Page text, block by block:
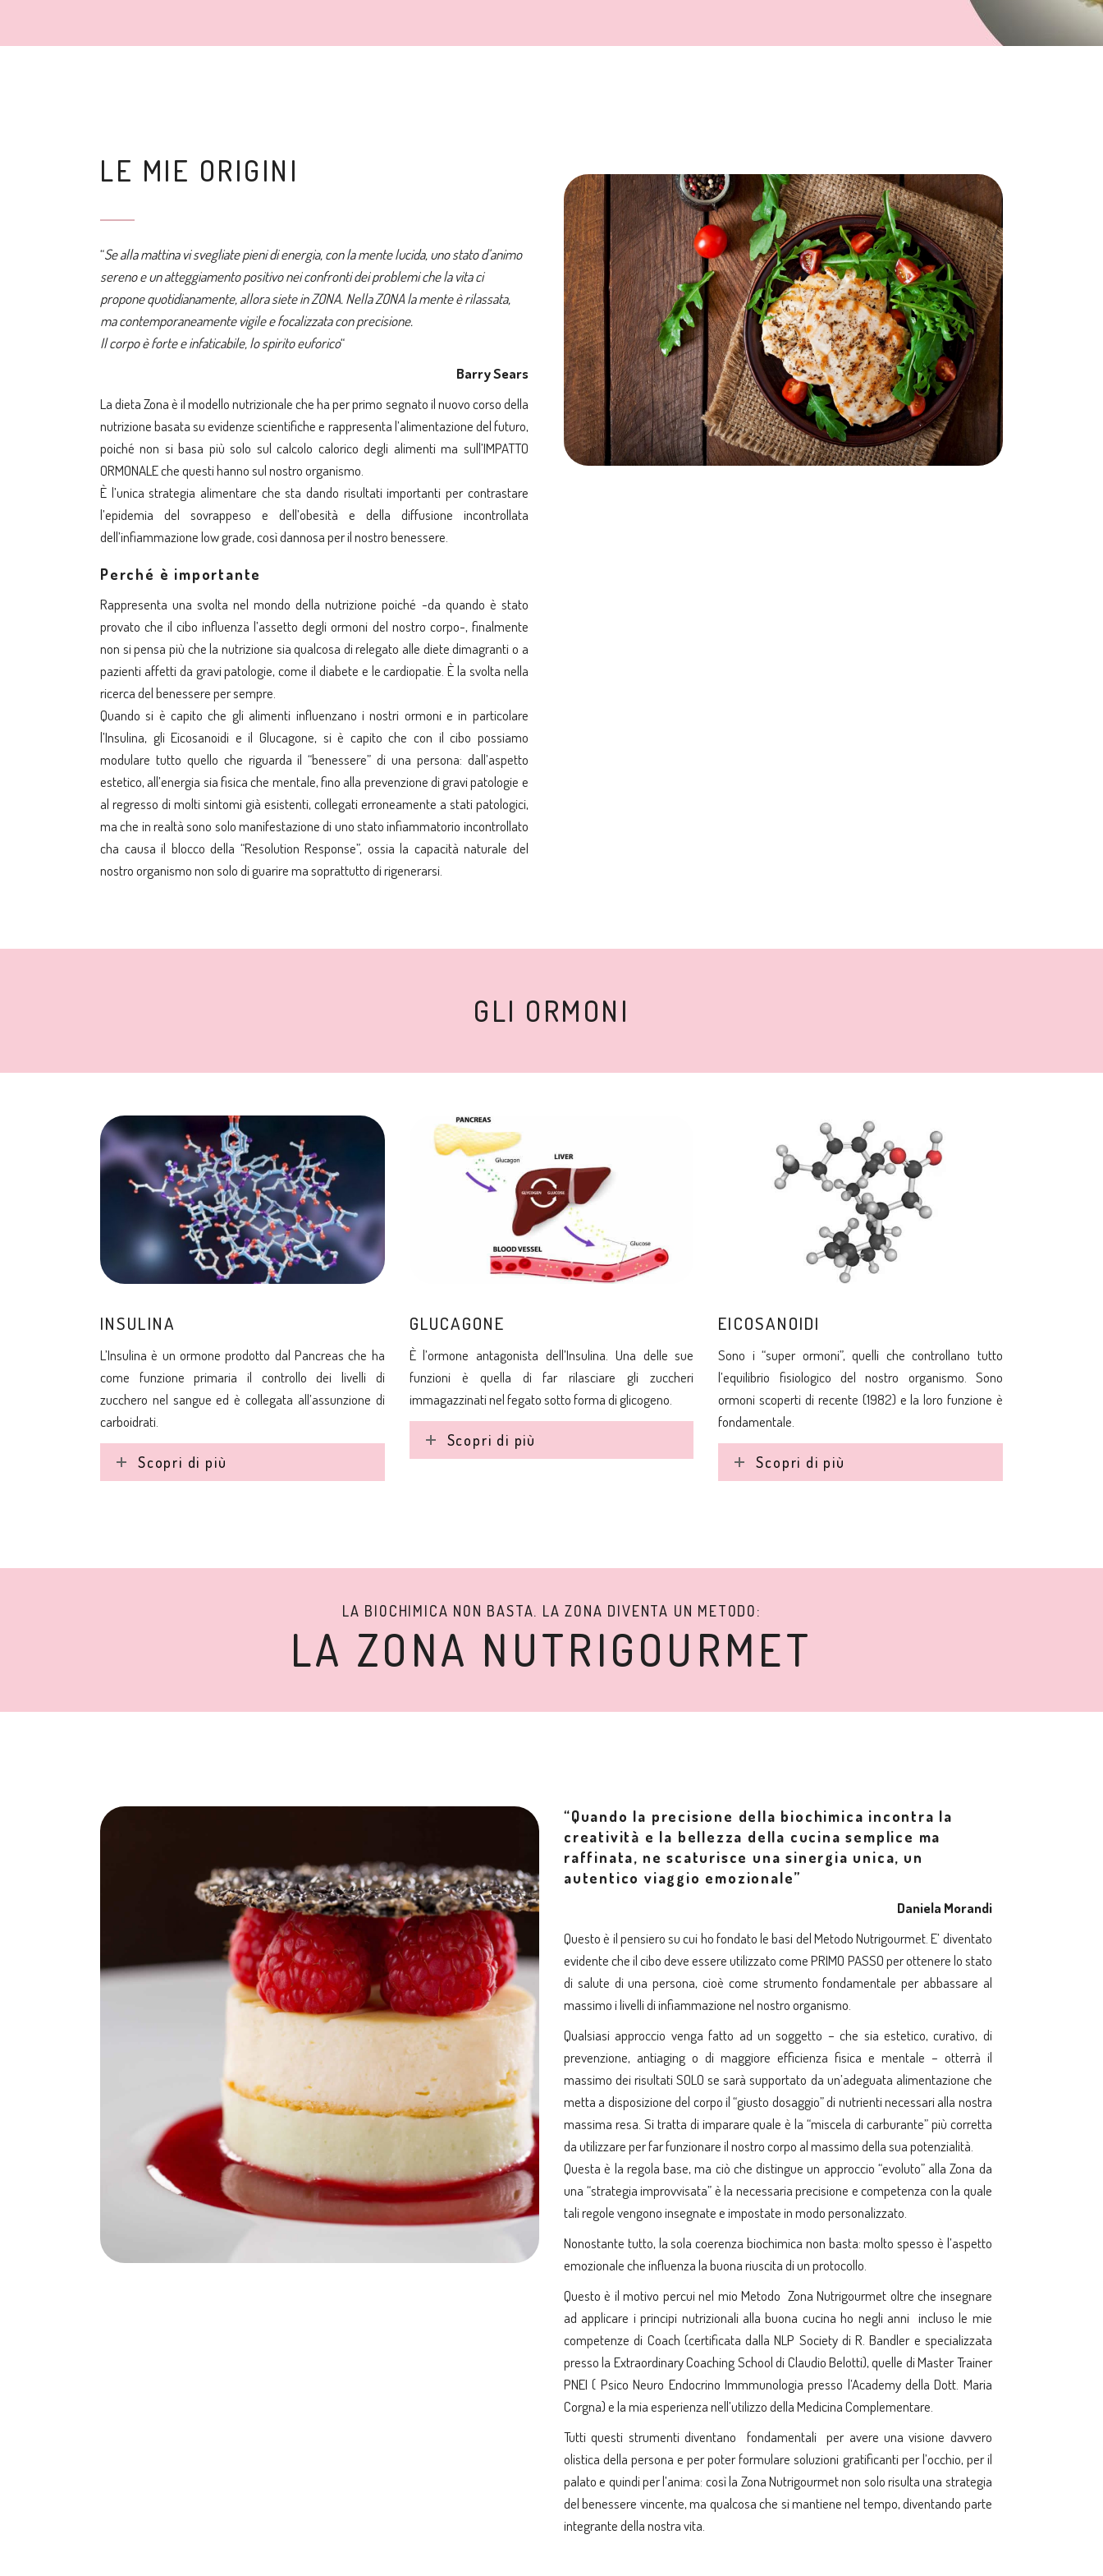
LE MIE ORIGINI
“Se alla mattina vi svegliate pieni di energia, con la mente lucida, uno stato d’animo
sereno e un atteggiamento positivonei confronti dei problemi che la vita ci
propone quotidianamente, allora siete in ZONA. Nella ZONA la mente è rilassata,
ma contemporaneamente vigile e focalizzata con precisione.
Il corpo è forte e infaticabile, lo spirito euforico“
Barry Sears
La dieta Zona è il modello nutrizionale che ha per primo segnato il nuovo corso della
nutrizione basata su evidenze scientifiche e rappresenta l’alimentazione del futuro,
poiché non si basa più solo sul calcolo calorico degli alimenti ma sull’IMPATTO
ORMONALE che questi hanno sul nostro organismo.
È l’unica strategia alimentare che sta dando risultati importanti per contrastare
l’epidemia del sovrappeso e dell’obesità e della diffusione incontrollata
dell’infiammazione low grade, così dannosa per il nostro benessere.
Perché è importante
Rappresenta una svolta nel mondo della nutrizione poiché -da quando è stato
provato che il cibo influenza l’assetto degli ormoni del nostro corpo-, finalmente
non si pensa più che la nutrizione sia qualcosa di relegato alle diete dimagranti o a
pazienti affetti da gravi patologie, come il diabete e le cardiopatie. È la svolta nella
ricerca del benessere per sempre.
Quando si è capito che gli alimenti influenzano i nostri ormoni e in particolare
l’Insulina, gli Eicosanoidi e il Glucagone, si è capito che con il cibo possiamo
modulare tutto quello che riguarda il “benessere” di una persona: dall’aspetto
estetico, all’energia sia fisica che mentale, fino alla prevenzione di gravi patologie e
al regresso di molti sintomi già esistenti, collegati erroneamente a stati patologici,
ma che in realtà sono solo manifestazione di uno stato infiammatorio incontrollato
cha causa il blocco della “Resolution Response”, ossia la capacità naturale del
nostro organismo non solo di guarire ma soprattutto di rigenerarsi.
GLI ORMONI
INSULINA
L’Insulina è un ormone prodotto dal Pancreas che ha
come funzione primaria il controllo dei livelli di
zucchero nel sangue ed è collegata all’assunzione di
carboidrati.
Scopri di più
GLUCAGONE
È l’ormone antagonista dell’Insulina. Una delle sue
funzioni è quella di far rilasciare gli zuccheri
immagazzinati nel fegato sotto forma di glicogeno.
Scopri di più
EICOSANOIDI
Sono i “super ormoni”, quelli che controllano tutto
l’equilibrio fisiologico del nostro organismo. Sono
ormoni scoperti di recente (1982) e la loro funzione è
fondamentale.
Scopri di più
LA BIOCHIMICA NON BASTA. LA ZONA DIVENTA UN METODO:
LA ZONA NUTRIGOURMET
“Quando la precisione della biochimica incontra la
creatività e la bellezza della cucina semplice ma
raffinata, ne scaturisce una sinergia unica, un
autentico viaggio emozionale”
Daniela Morandi
Questo è il pensiero su cui ho fondato le basi del Metodo Nutrigourmet. E’ diventato
evidente che il cibo deve essere utilizzato come PRIMO PASSO per ottenere lo stato
di salute di una persona, cioè come strumento fondamentale per abbassare al
massimo i livelli di infiammazione nel nostro organismo.
Qualsiasi approccio venga fatto ad un soggetto – che sia estetico, curativo, di
prevenzione, antiaging o di maggiore efficienza fisica e mentale – otterrà il
massimo dei risultati SOLO se sarà supportato da un’adeguata alimentazione che
metta a disposizione del corpo il “giusto dosaggio” di nutrienti necessari alla nostra
massima resa. Si tratta di imparare quale è la “miscela di carburante” più corretta
da utilizzare per far funzionare il nostro corpo al massimo della sua potenzialità.
Questa è la regola base, ma ciò che distingue un approccio “evoluto” alla Zona da
una “strategia improvvisata” è la necessaria precisione e competenza con la quale
tali regole vengono insegnate e impostate in modo personalizzato.
Nonostante tutto, la sola coerenza biochimica non basta: molto spesso è l’aspetto
emozionale che influenza la buona riuscita di un protocollo.
Questo è il motivo percui nel mio Metodo Zona Nutrigourmet oltre che insegnare
ad applicare i principi nutrizionali alla buona cucina ho negli anni incluso le mie
competenze di Coach (certificata dalla NLP Society di R. Bandler e specializzata
presso la Extraordinary Coaching School di Claudio Belotti), quelle di Master Trainer
PNEI ( Psico Neuro Endocrino Immmunologia presso l’Academy della Dott. Maria
Corgna) e la mia esperienza nell’utilizzo della Medicina Complementare.
Tutti questi strumenti diventano fondamentali per avere una visione davvero
olistica della persona e per poter formulare soluzioni gratificanti per l’occhio, per il
palato e quindi per l’anima: così la Zona Nutrigourmet non solo risulta una strategia
del benessere vincente, ma qualcosa che si mantiene nel tempo, diventando parte
integrante della nostra vita.